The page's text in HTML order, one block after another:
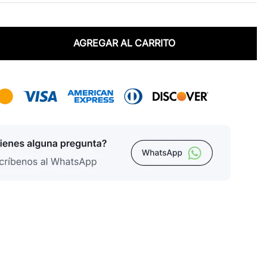
AGREGAR AL CARRITO